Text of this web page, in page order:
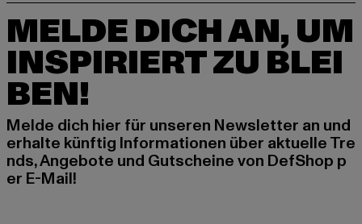
MELDE DICH AN, UM
INSPIRIERT ZU BLEI
BEN!
Melde dich hier für unseren Newsletter an und
erhalte künftig Informationen über aktuelle Tre
nds, Angebote und Gutscheine von DefShop p
er E-Mail!